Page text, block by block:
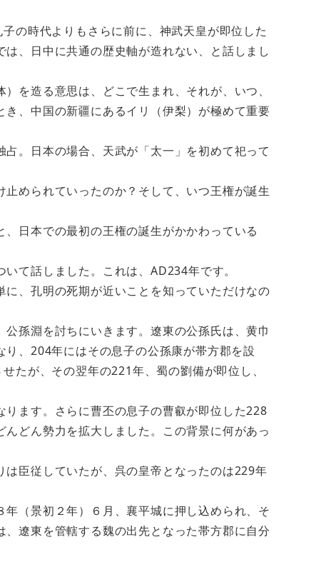
の時代よりもさらに前に、神武天皇が即位した
、日中に共通の歴史軸が造れない、と話しまし
を造る意思は、どこで生まれ、それが、いつ、
、中国の新疆にあるイリ（伊梨）が極めて重要
。日本の場合、天武が「太一」を初めて祀って
められていったのか？そして、いつ王権が誕生
日本での最初の王権の誕生がかかわっている
て話しました。これは、AD234年です。
、孔明の死期が近いことを知っていただけなの
孫淵を討ちにいきます。遼東の公孫氏は、黄巾
、204年にはその息子の公孫康が帯方郡を設
たが、その翌年の221年、蜀の劉備が即位し、
ます。さらに曹丕の息子の曹叡が即位した228
どん勢力を拡大しました。この背景に何があっ
は臣従していたが、呉の皇帝となったのは229年
（景初２年）６月、襄平城に押し込められ、そ
遼東を管轄する魏の出先となった帯方郡に自分